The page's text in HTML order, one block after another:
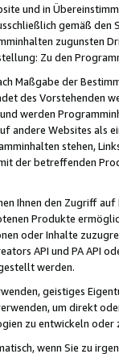
und in
gemäß
zugunsten
Zu den
Maßgabe der
des Vorstehenden
werden
andere Websites als
stehen,
der betreffenden
Ihnen den Zugriff
Produkte
oder Inhalte
API und PA API
werden.
geistiges
um direkt
zu entwickeln
wenn Sie zu